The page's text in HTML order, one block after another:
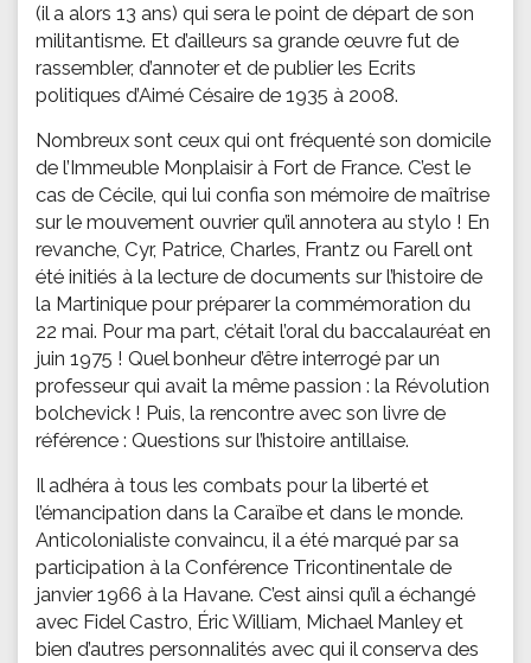
(il a alors 13 ans) qui sera le point de départ de son
militantisme. Et d’ailleurs sa grande œuvre fut de
rassembler, d’annoter et de publier les Ecrits
politiques d’Aimé Césaire de 1935 à 2008.
Nombreux sont ceux qui ont fréquenté son domicile
de l’Immeuble Monplaisir à Fort de France. C’est le
cas de Cécile, qui lui confia son mémoire de maîtrise
sur le mouvement ouvrier qu’il annotera au stylo ! En
revanche, Cyr, Patrice, Charles, Frantz ou Farell ont
été initiés à la lecture de documents sur l’histoire de
la Martinique pour préparer la commémoration du
22 mai. Pour ma part, c’était l’oral du baccalauréat en
juin 1975 ! Quel bonheur d’être interrogé par un
professeur qui avait la même passion : la Révolution
bolchevick ! Puis, la rencontre avec son livre de
référence : Questions sur l’histoire antillaise.
Il adhéra à tous les combats pour la liberté et
l’émancipation dans la Caraïbe et dans le monde.
Anticolonialiste convaincu, il a été marqué par sa
participation à la Conférence Tricontinentale de
janvier 1966 à la Havane. C’est ainsi qu’il a échangé
avec Fidel Castro, Éric William, Michael Manley et
bien d’autres personnalités avec qui il conserva des